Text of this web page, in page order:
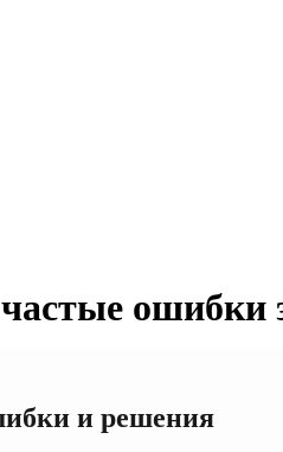
ошибки
и решения